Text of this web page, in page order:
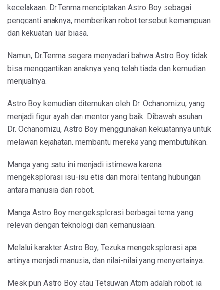
kecelakaan. Dr.Tenma menciptakan Astro Boy sebagai
pengganti anaknya, memberikan robot tersebut kemampuan
dan kekuatan luar biasa.
Namun, Dr.Tenma segera menyadari bahwa Astro Boy tidak
bisa menggantikan anaknya yang telah tiada dan kemudian
menjualnya.
Astro Boy kemudian ditemukan oleh Dr. Ochanomizu, yang
menjadi figur ayah dan mentor yang baik. Dibawah asuhan
Dr. Ochanomizu, Astro Boy menggunakan kekuatannya untuk
melawan kejahatan, membantu mereka yang membutuhkan.
Manga yang satu ini menjadi istimewa karena
mengeksplorasi isu-isu etis dan moral tentang hubungan
antara manusia dan robot.
Manga Astro Boy mengeksplorasi berbagai tema yang
relevan dengan teknologi dan kemanusiaan.
Melalui karakter Astro Boy, Tezuka mengeksplorasi apa
artinya menjadi manusia, dan nilai-nilai yang menyertainya.
Meskipun Astro Boy atau Tetsuwan Atom adalah robot, ia